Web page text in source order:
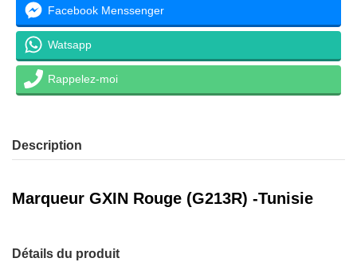
Facebook Menssenger
Watsapp
Rappelez-moi
Description
Marqueur GXIN Rouge (G213R) -Tunisie
Détails du produit